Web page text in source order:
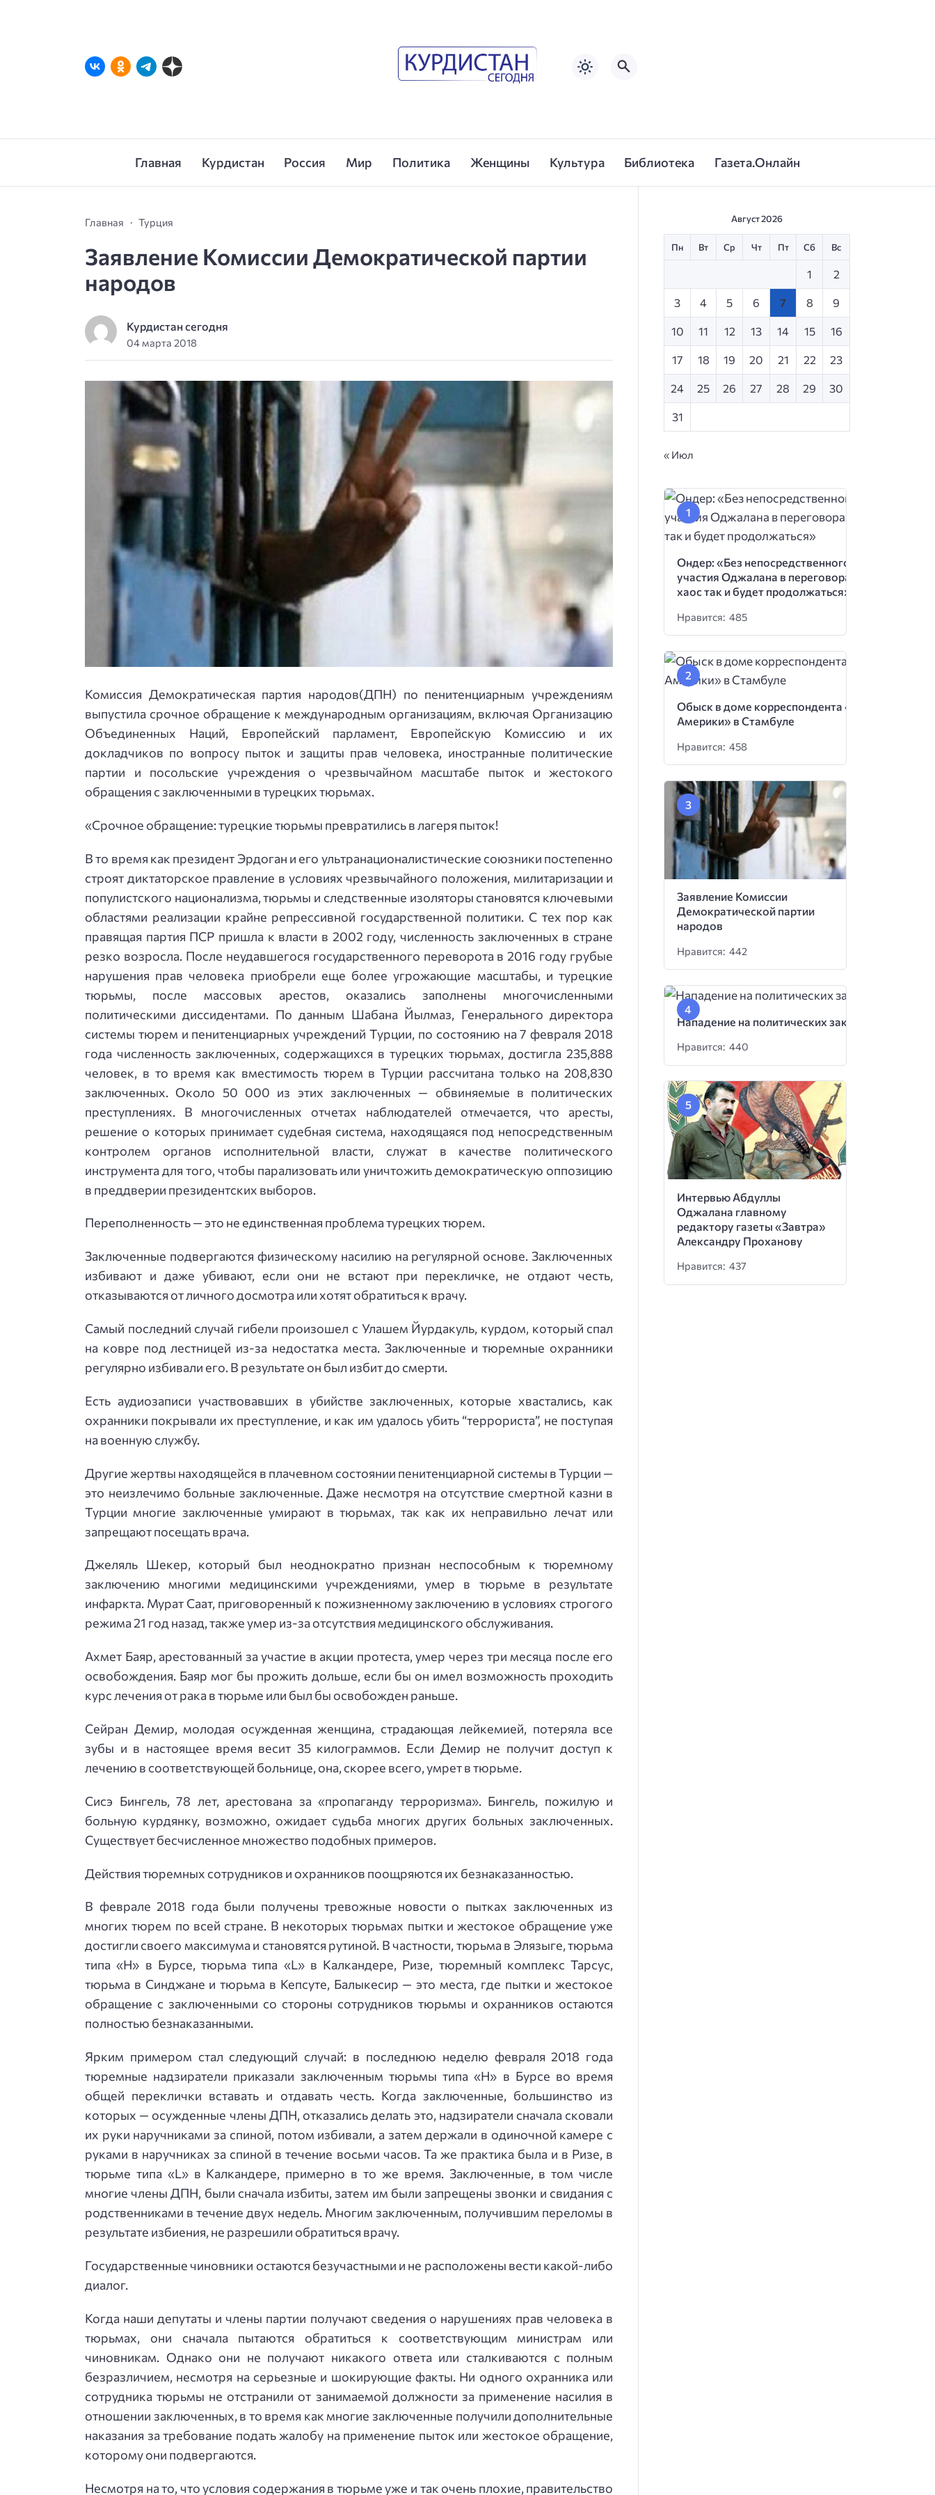
Главная Курдистан Россия Мир Политика Женщины Культура Библиотека Газета.Онлайн
Главная Турция
Заявление Комиссии Демократической партии
народов
Курдистан сегодня
04 марта 2018
Комиссия Демократическая партия народов(ДПН) по пенитенциарным учреждениям
выпустила срочное обращение к международным организациям, включая Организацию
Объединенных Наций, Европейский парламент, Европейскую Комиссию и их
докладчиков по вопросу пыток и защиты прав человека, иностранные политические
партии и посольские учреждения о чрезвычайном масштабе пыток и жестокого
обращения с заключенными в турецких тюрьмах.
«Срочное обращение: турецкие тюрьмы превратились в лагеря пыток!
В то время как президент Эрдоган и его ультранационалистические союзники постепенно
строят диктаторское правление в условиях чрезвычайного положения, милитаризации и
популистского национализма, тюрьмы и следственные изоляторы становятся ключевыми
областями реализации крайне репрессивной государственной политики. С тех пор как
правящая партия ПСР пришла к власти в 2002 году, численность заключенных в стране
резко возросла. После неудавшегося государственного переворота в 2016 году грубые
нарушения прав человека приобрели еще более угрожающие масштабы, и турецкие
тюрьмы, после массовых арестов, оказались заполнены многочисленными
политическими диссидентами. По данным Шабана Йылмаз, Генерального директора
системы тюрем и пенитенциарных учреждений Турции, по состоянию на 7 февраля 2018
года численность заключенных, содержащихся в турецких тюрьмах, достигла 235,888
человек, в то время как вместимость тюрем в Турции рассчитана только на 208,830
заключенных. Около 50 000 из этих заключенных — обвиняемые в политических
преступлениях. В многочисленных отчетах наблюдателей отмечается, что аресты,
решение о которых принимает судебная система, находящаяся под непосредственным
контролем органов исполнительной власти, служат в качестве политического
инструмента для того, чтобы парализовать или уничтожить демократическую оппозицию
в преддверии президентских выборов.
Переполненность — это не единственная проблема турецких тюрем.
Заключенные подвергаются физическому насилию на регулярной основе. Заключенных
избивают и даже убивают, если они не встают при перекличке, не отдают честь,
отказываются от личного досмотра или хотят обратиться к врачу.
Самый последний случай гибели произошел с Улашем Йурдакуль, курдом, который спал
на ковре под лестницей из-за недостатка места. Заключенные и тюремные охранники
регулярно избивали его. В результате он был избит до смерти.
Есть аудиозаписи участвовавших в убийстве заключенных, которые хвастались, как
охранники покрывали их преступление, и как им удалось убить “террориста”, не поступая
на военную службу.
Другие жертвы находящейся в плачевном состоянии пенитенциарной системы в Турции —
это неизлечимо больные заключенные. Даже несмотря на отсутствие смертной казни в
Турции многие заключенные умирают в тюрьмах, так как их неправильно лечат или
запрещают посещать врача.
Джеляль Шекер, который был неоднократно признан неспособным к тюремному
заключению многими медицинскими учреждениями, умер в тюрьме в результате
инфаркта. Мурат Саат, приговоренный к пожизненному заключению в условиях строгого
режима 21 год назад, также умер из-за отсутствия медицинского обслуживания.
Ахмет Баяр, арестованный за участие в акции протеста, умер через три месяца после его
освобождения. Баяр мог бы прожить дольше, если бы он имел возможность проходить
курс лечения от рака в тюрьме или был бы освобожден раньше.
Сейран Демир, молодая осужденная женщина, страдающая лейкемией, потеряла все
зубы и в настоящее время весит 35 килограммов. Если Демир не получит доступ к
лечению в соответствующей больнице, она, скорее всего, умрет в тюрьме.
Сисэ Бингель, 78 лет, арестована за «пропаганду терроризма». Бингель, пожилую и
больную курдянку, возможно, ожидает судьба многих других больных заключенных.
Существует бесчисленное множество подобных примеров.
Действия тюремных сотрудников и охранников поощряются их безнаказанностью.
В феврале 2018 года были получены тревожные новости о пытках заключенных из
многих тюрем по всей стране. В некоторых тюрьмах пытки и жестокое обращение уже
достигли своего максимума и становятся рутиной. В частности, тюрьма в Элязыге, тюрьма
типа «H» в Бурсе, тюрьма типа «L» в Калкандере, Ризе, тюремный комплекс Тарсус,
тюрьма в Синджане и тюрьма в Кепсуте, Балыкесир — это места, где пытки и жестокое
обращение с заключенными со стороны сотрудников тюрьмы и охранников остаются
полностью безнаказанными.
Ярким примером стал следующий случай: в последнюю неделю февраля 2018 года
тюремные надзиратели приказали заключенным тюрьмы типа «H» в Бурсе во время
общей переклички вставать и отдавать честь. Когда заключенные, большинство из
которых — осужденные члены ДПН, отказались делать это, надзиратели сначала сковали
их руки наручниками за спиной, потом избивали, а затем держали в одиночной камере с
руками в наручниках за спиной в течение восьми часов. Та же практика была и в Ризе, в
тюрьме типа «L» в Калкандере, примерно в то же время. Заключенные, в том числе
многие члены ДПН, были сначала избиты, затем им были запрещены звонки и свидания с
родственниками в течение двух недель. Многим заключенным, получившим переломы в
результате избиения, не разрешили обратиться врачу.
Государственные чиновники остаются безучастными и не расположены вести какой-либо
диалог.
Когда наши депутаты и члены партии получают сведения о нарушениях прав человека в
тюрьмах, они сначала пытаются обратиться к соответствующим министрам или
чиновникам. Однако они не получают никакого ответа или сталкиваются с полным
безразличием, несмотря на серьезные и шокирующие факты. Ни одного охранника или
сотрудника тюрьмы не отстранили от занимаемой должности за применение насилия в
отношении заключенных, в то время как многие заключенные получили дополнительные
наказания за требование подать жалобу на применение пыток или жестокое обращение,
которому они подвергаются.
Несмотря на то, что условия содержания в тюрьме уже и так очень плохие, правительство
Август 2026
Пн Вт Ср Чт Пт Сб Вс
1 2
3 4 5 6 7 8 9
10 11 12 13 14 15 16
17 18 19 20 21 22 23
24 25 26 27 28 29 30
31
« Июл
Ондер: «Без непосредственного
участия Оджалана в переговорах
хаос так и будет продолжаться»
Нравится: 485
Обыск в доме корреспондента «Голоса
Америки» в Стамбуле
Нравится: 458
Заявление Комиссии
Демократической партии
народов
Нравится: 442
Нападение на политических заключенных
Нравится: 440
Интервью Абдуллы
Оджалана главному
редактору газеты «Завтра»
Александру Проханову
Нравится: 437